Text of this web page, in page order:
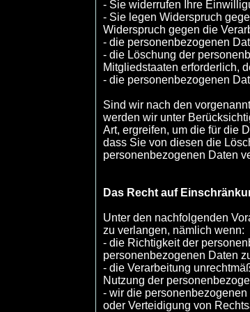
- Sie widerrufen Ihre
- Sie legen Widerspruch
Widerspruch gegen die
- die personenbezogenen
- die Löschung der
Mitgliedstaaten erforderlich,
- die personenbezogenen
Sind wir nach den
werden wir unter
Art, ergreifen, um die für die
dass Sie von diesen die
personenbezogenen Daten
Das Recht auf
Unter den nachfolgenden
zu verlangen, nämlich wenn:
- die Richtigkeit der
personenbezogenen Daten
- die Verarbeitung
Nutzung der
- wir die
oder Verteidigung von